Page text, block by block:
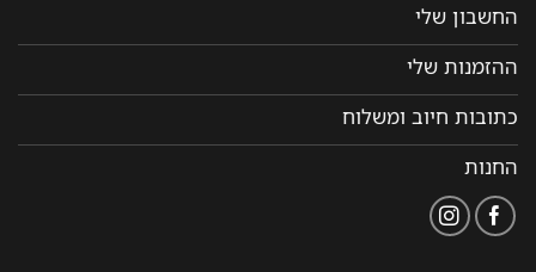
החשבון שלי
ההזמנות שלי
כתובות חיוב ומשלוח
החנות